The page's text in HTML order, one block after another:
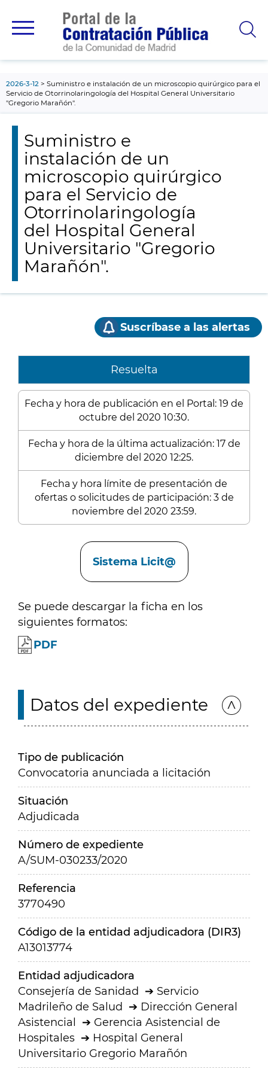
principal
2026-3-12
Suministro e instalación de un microscopio quirúrgico para el
Servicio de Otorrinolaringología del Hospital General Universitario
"Gregorio Marañón".
Suministro e
instalación de un
microscopio quirúrgico
para el Servicio de
Otorrinolaringología
del Hospital General
Universitario "Gregorio
Marañón".
Suscríbase a las alertas
Resuelta
Fecha y hora de publicación en el Portal: 19 de
octubre del 2020 10:30.
Fecha y hora de la última actualización: 17 de
diciembre del 2020 12:25.
Fecha y hora límite de presentación de
ofertas o solicitudes de participación: 3 de
noviembre del 2020 23:59.
Sistema Licit@
Se puede descargar la ficha en los
siguientes formatos:
PDF
Datos del expediente
Tipo de publicación
Convocatoria anunciada a licitación
Situación
Adjudicada
Número de expediente
A/SUM-030233/2020
Referencia
3770490
Código de la entidad adjudicadora (DIR3)
A13013774
Entidad adjudicadora
Consejería de Sanidad
Servicio
Madrileño de Salud
Dirección General
Asistencial
Gerencia Asistencial de
Hospitales
Hospital General
Universitario Gregorio Marañón